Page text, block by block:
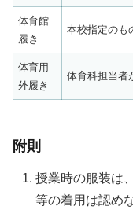
体育館
履き
本校指定のも
体育用
外履き
体育科担当者
附則
授業時の服装は
等の着用は認め